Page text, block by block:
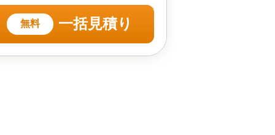
無料 一括見積り